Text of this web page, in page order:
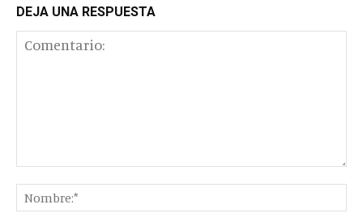
DEJA UNA RESPUESTA